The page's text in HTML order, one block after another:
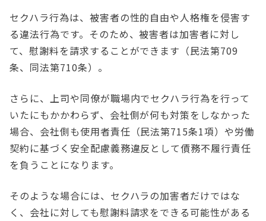
セクハラ行為は、被害者の性的自由や人格権を侵害す
る違法行為です。そのため、被害者は加害者に対し
て、慰謝料を請求することができます（民法第709
条、同法第710条）。
さらに、上司や同僚が職場内でセクハラ行為を行って
いたにもかかわらず、会社側が何も対策をしなかった
場合、会社側も使用者責任（民法第715条1項）や労働
契約に基づく安全配慮義務違反として債務不履行責任
を負うことになります。
そのような場合には、セクハラの加害者だけではな
く、会社に対しても慰謝料請求をできる可能性がある